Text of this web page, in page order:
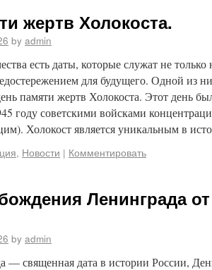
жертв Холокоста.
by admin
есть даты, которые служат не
для будущего. Одной из
памяти жертв Холокоста. Этот день
году советскими войсками
Холокост является уникальным в
, Новости | Комментировать
Ленинграда
by admin
— священная дата в истории России,